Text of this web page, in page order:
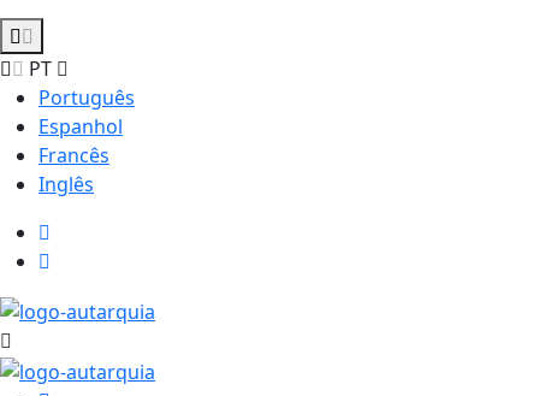
PT
Português
Espanhol
Francês
Inglês